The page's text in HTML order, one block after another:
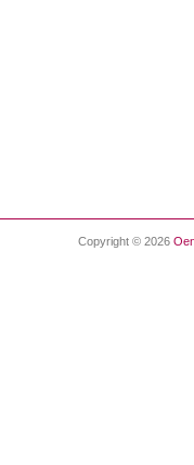
Copyright © 2026